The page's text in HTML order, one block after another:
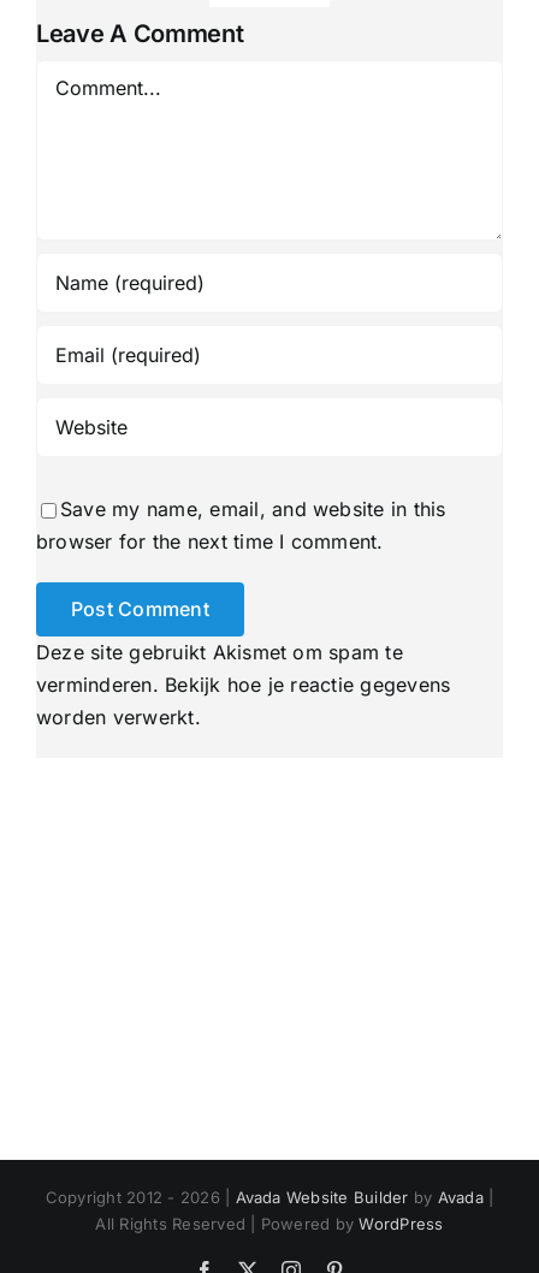
Leave A Comment
Comment
Save my name, email, and website in this
browser for the next time I comment.
Deze site gebruikt Akismet om spam te
verminderen. Bekijk hoe je reactie gegevens
worden verwerkt.
Copyright 2012 - 2026 | Avada Website Builder by Avada|
All Rights Reserved | Powered byWordPress